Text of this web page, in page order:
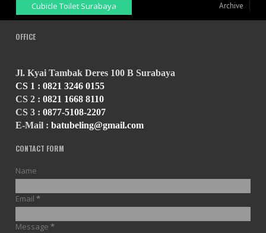
Cubicle Toilet Surabaya Archive
OFFICE
Jl. Kyai Tambak Deres 100 B Surabaya
CS 1 : 0821 3246 0155
CS 2 : 0821 1668 8110
CS 3 : 0877-5108-2207
E-Mail : batubeling@gmail.com
CONTACT FORM
Name
Email *
Message *